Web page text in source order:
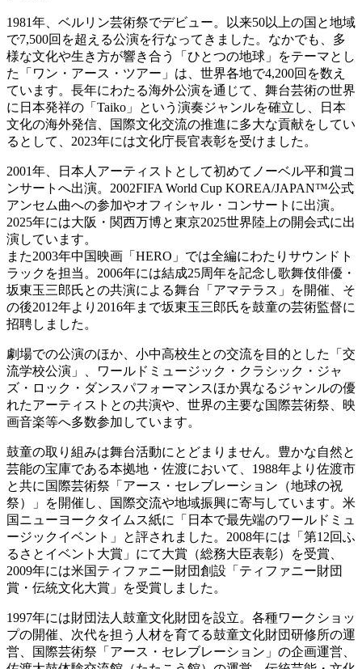
1981年、ベルリン芸術祭でデビュー。以来50以上の国と地域
で7,500回を超える公演を行なってきました。なかでも、多
様な文化や生き方が響き合う「ひとつの地球」をテーマとし
た「ワン・アース・ツアー」は、世界各地で4,200回を数え
ています。長年にわたる海外公演を通じて、舞台芸術の世界
に日本発祥の「Taiko」という演奏ジャンルを確立し、日本
文化の海外発信、国際文化交流の推進に多大な貢献をしてい
るとして、2023年には文化庁長官表彰を受けました。
2001年、日本人アーティストとして初めてノーベル平和賞コ
ンサートへ出演。2002FIFA World Cup KOREA/JAPAN™公式
アンセム曲への参加やオフィシャル・コンサートに出演。
2025年には大阪・関西万博と東京2025世界陸上の開会式に出
演しています。
また2003年中国映画「HERO」では全編にわたりサウンドト
ラックを担当。2006年には結成25周年を記念し歌舞伎俳優・
坂東玉三郎氏との共演による舞台「アマテラス」を開催、そ
の後2012年より2016年まで坂東玉三郎氏を鼓童の芸術監督に
招聘しました。
劇場での公演のほか、小中高校生との交流を目的とした「交
流学校公演」、ワールドミュージック・クラシック・ジャ
ズ・ロック・ダンスパフォーマンスほか異なるジャンルの優
れたアーティストとの共演や、世界の主要な国際芸術祭、映
画音楽等へ多数参加しています。
鼓童の取り組みは舞台活動にとどまりません。豊かな自然と
芸能の宝庫である本拠地・佐渡において、1988年より佐渡市
と共に国際芸術祭「アース・セレブレーション（地球の祝
祭）」を開催し、国際交流や地域振興に寄与しています。米
国ニューヨークタイムス紙に「日本で最先端のワールドミュ
ージックイベント」と評されました。2008年には「第12回ふ
るさとイベント大賞」にて大賞（総務大臣表彰）を受賞、
2009年には米国ティファニー財団創設「ティファニー財団
賞・伝統文化大賞」を受賞しました。
1997年には財団法人鼓童文化財団を設立。各種ワークショッ
プの開催、次代を担う人材を育てる鼓童文化財団研修所の運
営、国際芸術祭「アース・セレブレーション」の企画運営、